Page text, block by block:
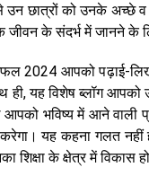
छात्रों को उनके अच्छे व
जीवन के संदर्भ में जानने के
2024 आपको पढ़ाई-
यह विशेष ब्लॉग आपको
आपको भविष्य में आने वाली
यह कहना गलत नहीं
शिक्षा के क्षेत्र में